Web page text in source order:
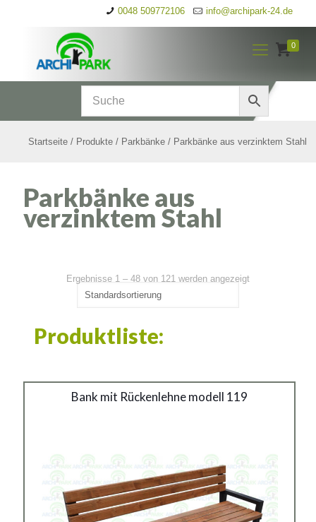
0048 509772106 info@archipark-24.de
0
Startseite / Produkte / Parkbänke / Parkbänke aus verzinktem Stahl
Parkbänke aus
verzinktem Stahl
Ergebnisse 1 – 48 von 121 werden angezeigt
Produktliste:
Bank mit Rückenlehne modell 119
Stadtbank modell 103
Siehe mehr